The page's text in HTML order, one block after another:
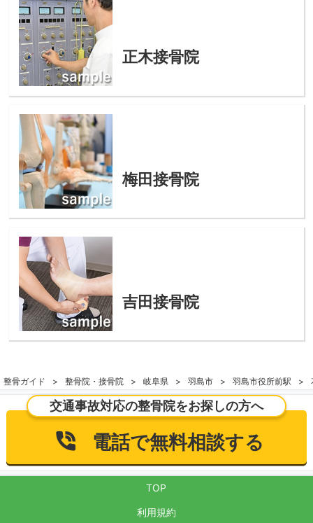
正木接骨院
梅田接骨院
吉田接骨院
整骨ガイド 整骨院・接骨院 岐阜県 羽島市 羽島市役所前駅
交通事故対応の整骨院をお探しの方へ
電話で無料相談する
TOP
利用規約